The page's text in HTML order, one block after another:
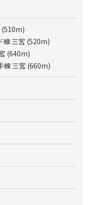
(510m)
線 三宮 (520m)
(640m)
線 三宮 (660m)